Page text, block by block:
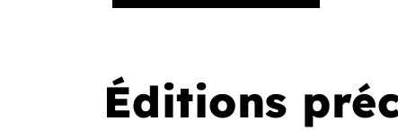
Éditions